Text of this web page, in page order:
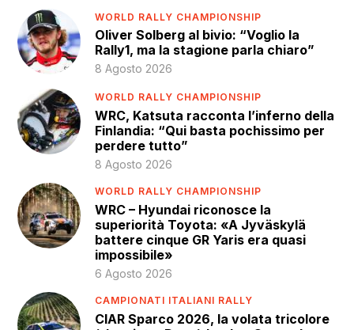
WORLD RALLY CHAMPIONSHIP
Oliver Solberg al bivio: “Voglio la
Rally1, ma la stagione parla chiaro”
8 Agosto 2026
WORLD RALLY CHAMPIONSHIP
WRC, Katsuta racconta l’inferno della
Finlandia: “Qui basta pochissimo per
perdere tutto”
8 Agosto 2026
WORLD RALLY CHAMPIONSHIP
WRC – Hyundai riconosce la
superiorità Toyota: «A Jyväskylä
battere cinque GR Yaris era quasi
impossibile»
6 Agosto 2026
CAMPIONATI ITALIANI RALLY
CIAR Sparco 2026, la volata tricolore